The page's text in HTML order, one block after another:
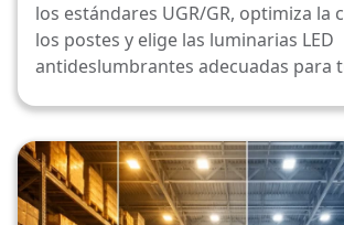
los estándares UGR/GR, optimiza la
los postes y elige las luminarias LED
antideslumbrantes adecuadas para